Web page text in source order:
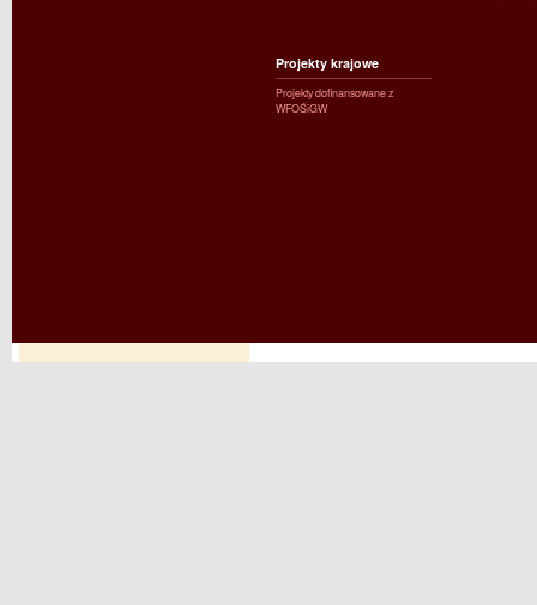
Projekty krajowe
Projekty dofinansowane z
WFOŚiGW